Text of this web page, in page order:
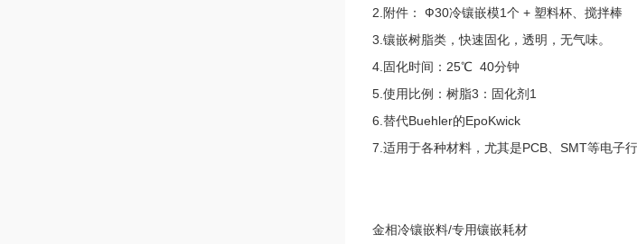
2.附件： Ф30冷镶嵌模1个 + 塑料杯、搅拌棒
3.镶嵌树脂类，快速固化，透明，无气味。
4.固化时间：25℃ 40分钟
5.使用比例：树脂3：固化剂1
6.替代Buehler的EpoKwick
7.适用于各种材料，尤其是PCB、SMT等电子行
金相冷镶嵌料/专用镶嵌耗材